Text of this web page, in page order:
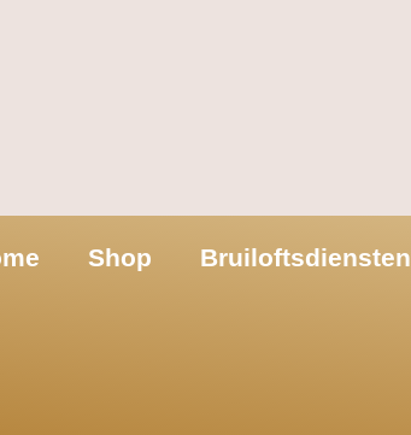
Shop Bruiloftsdiensten